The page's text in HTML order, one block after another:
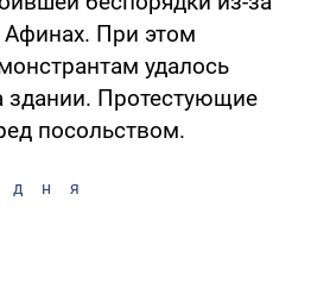
Афинах. При этом
удалось
здании. Протестующие
посольством.